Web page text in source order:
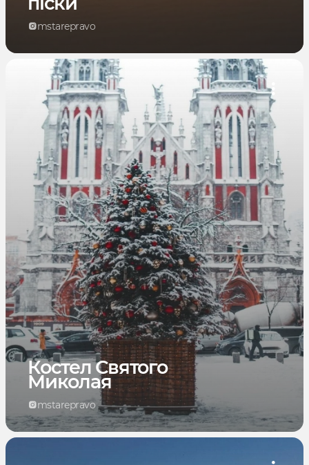
mstarepravo
Костел Святого
Миколая
mstarepravo